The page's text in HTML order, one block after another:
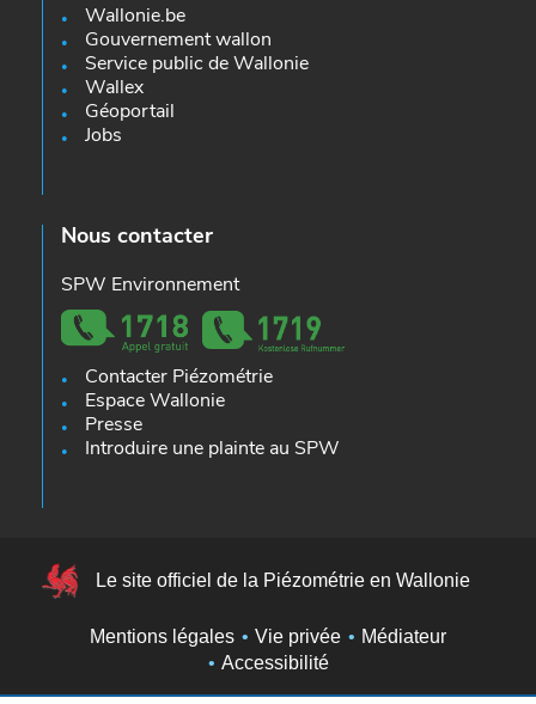
Wallonie.be
Gouvernement wallon
Service public de Wallonie
Wallex
Géoportail
Jobs
Nous contacter
SPW Environnement
Contacter Piézométrie
Espace Wallonie
Presse
Introduire une plainte au SPW
Le site officiel de la Piézométrie en Wallonie
Mentions légales Vie privée
Médiateur
Accessibilité